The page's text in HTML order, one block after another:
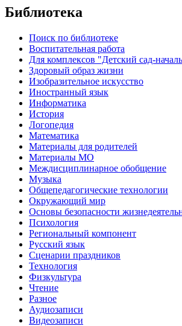
Библиотека
Поиск по библиотеке
Воспитательная работа
Для комплексов "Детский сад-
Здоровый образ жизни
Изобразительное искусство
Иностранный язык
Информатика
История
Логопедия
Математика
Материалы для родителей
Материалы МО
Междисциплинарное обобщение
Музыка
Общепедагогические технологии
Окружающий мир
Основы безопасности
Психология
Региональный компонент
Русский язык
Сценарии праздников
Технология
Физкультура
Чтение
Разное
Аудиозаписи
Видеозаписи